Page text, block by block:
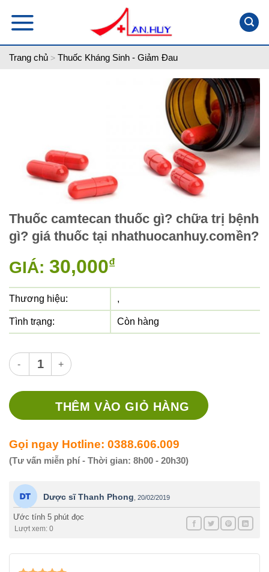
Trang chủ > Thuốc Kháng Sinh - Giảm Đau
Thuốc camtecan thuốc gì? chữa trị bệnh
gì? giá thuốc tại nhathuocanhuy.comền?
GIÁ: 30,000₫
Thương hiệu: ,
Tình trạng: Còn hàng
Thuốc camtecan thuốc gì? chữa trị bệnh gì? giá thuốc tại
THÊM VÀO GIỎ HÀNG
Gọi ngay Hotline: 0388.606.009
(Tư vấn miễn phí - Thời gian: 8h00 - 20h30)
Dược sĩ Thanh Phong 20/02/2019
Ước tính 5 phút đọc
Lượt xem: 0